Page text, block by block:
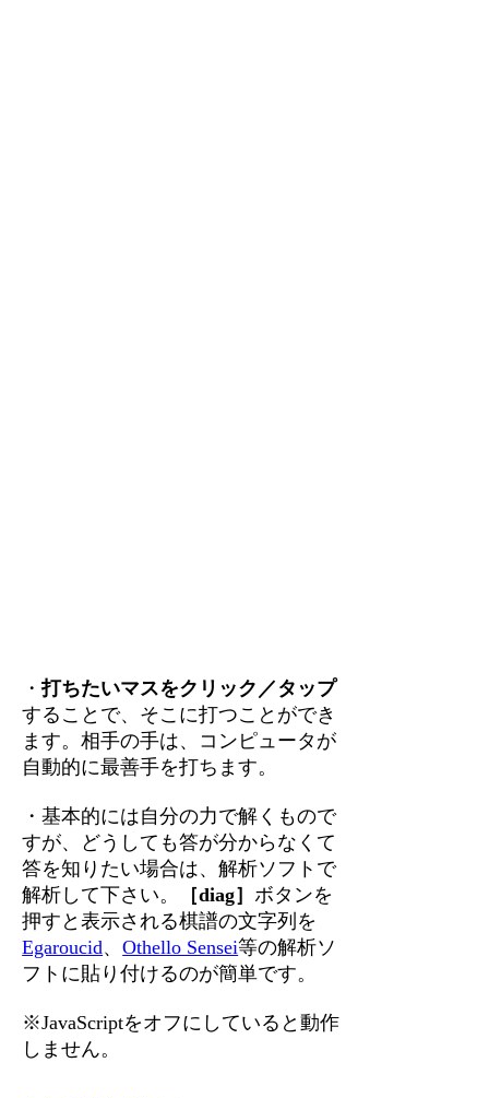
・打ちたいマスをクリック／タップ
することで、そこに打つことができ
ます。相手の手は、コンピュータが
自動的に最善手を打ちます。
・基本的には自分の力で解くもので
すが、どうしても答が分からなくて
答を知りたい場合は、解析ソフトで
解析して下さい。
［diag］ ボタンを
押すと表示される棋譜の文字列を
Egaroucid、Othello Sensei等の解析ソ
フトに貼り付けるのが簡単です。
※JavaScriptをオフにしていると動作
しません。